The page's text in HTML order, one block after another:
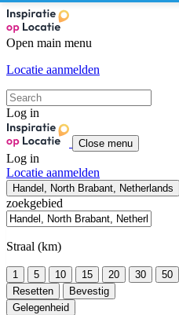
Open main menu
Locatie aanmelden
Log in
Close menu
Log in
Locatie aanmelden
Handel, North Brabant, Netherlands
zoekgebied
Straal (km)
1 5 10 15 20 30
50
Resetten
Bevestig
Gelegenheid